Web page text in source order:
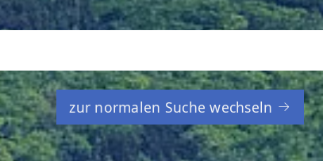
zur normalen Suche wechseln